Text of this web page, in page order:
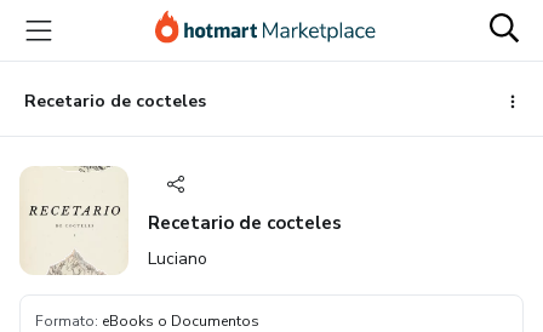
principal
página
de
página
Recetario de cocteles
Recetario de cocteles
Luciano
Formato: eBooks o Documentos